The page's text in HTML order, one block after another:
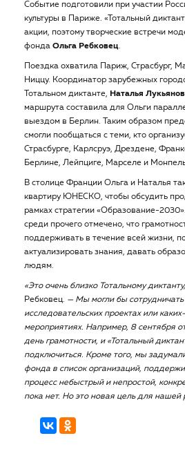
Событие подготовили при участии
культуры в Париже. «Тотальный
акции, поэтому творческие встречи
фонда Ольга Ребковец.
Поездка охватила Париж, Страсбург,
Ниццу. Координатор зарубежных
Тотальном диктанте, Наталья
маршрута составила для Ольги
выездом в Берлин. Таким образом
смогли пообщаться с теми, кто
Страсбурге, Карлсруэ, Дрездене,
Берлине, Лейпциге, Марселе и
В столице Франции Ольга и Наталья
квартиру ЮНЕСКО, чтобы обсудить
рамках стратегии «Образование-
среди прочего отмечено, что
поддерживать в течение всей жизни,
актуализировать знания, давать
людям.
«Это очень близко Тотальному диктанту,
Ребковец. — Мы могли бы
исследовательских проектах или
мероприятиях. Например, 8 сентября
день грамотности, и «Тотальный
подключиться. Кроме того, мы
фонда в список организаций,
процесс небыстрый и непростой,
пока нет. Но это новая цель для нашей